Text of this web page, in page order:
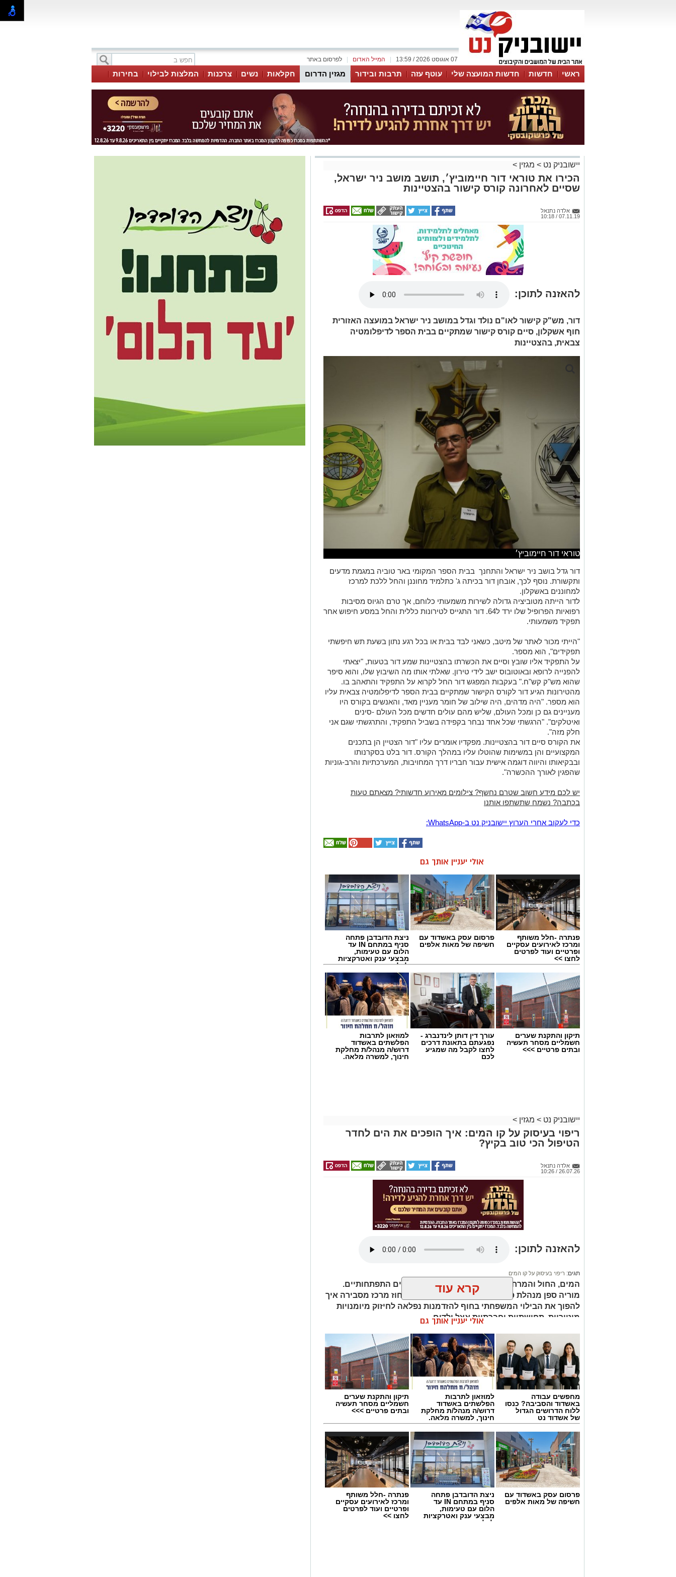
לפרסום באתר המייל האדום 07 אוגוסט 2026 / 13:59
ראשי חדשות חדשות המועצה שלי עוטף עזה תרבות ובידור מגזין הדרום חקלאות נשים צרכנות המלצות לבילוי
בחירות
אינדקס עסקים
לוח טיפים והמלצות
יישובניק נט > מגזין >
הכירו את טוראי דור חיימוביץ׳, תושב מושב ניר ישראל,
שסיים לאחרונה קורס קישור בהצטיינות
אלדה נתנאל
07.11.19 / 10:18
להאזנה לתוכן:
דור, מש"ק קישור לאו"ם נולד וגדל במושב ניר ישראל במועצה האזורית
חוף אשקלון, סיים קורס קישור שמתקיים בבית הספר לדיפלומטיה
צבאית, בהצטיינות
טוראי דור חיימוביץ׳
דור גדל בושב ניר ישראל והתחנך בבית הספר המקומי באר טוביה במגמת מדעים
ותקשורת. נוסף לכך, אובחן דור בכיתה ג' כתלמיד מחוננן והחל ללכת למרכז
למחוננים באשקלון.
לדור הייתה מטוביציה גדולה לשירות משמעותי כלוחם, אך טרם הגיוס מסיבות
רפואיות הפרופיל שלו ירד ל64. דור התגייס לטירונות כללית והחל במסע חיפוש אחר
תפקיד משמעותי.
"הייתי מכור לאתר של מיטב, כשאני לבד בבית או בכל רגע נתון בשעת תש חיפשתי
תפקידים", הוא מספר.
על התפקיד אליו שובץ וסיים את הכשרתו בהצטיינות שמע דור בטעות, "יצאתי
להפנייה לרופא ובאוטובוס ישב לידי טירון. שאלתי אותו מה השיבוץ שלו, והוא סיפר
שהוא מש"ק קש"ח." בעקבות המפגש דור החל לקרוא על התפקיד והתאהב בו.
מהטירונות הגיע דור לקורס הקישור שמתקיים בבית הספר לדיפלומטיה צבאית עליו
הוא מספר. "היה מדהים, היה שילוב של חומר מעניין מאד, והאנשים בקורס היו
מעניינים גם כן ומכל העולם, שליש מהם עולים חדשים מכל העולם -סינים
ואיטלקים". "הרגשתי שכל אחד נבחר בקפידה בשביל התפקיד, והתרגשתי שגם אני
חלק מזה".
את הקורס סיים דור בהצטיינות. מפקדיו אומרים עליו "דור הצטיין הן בתכנים
המקצועיים והן במשימות שהוטלו עליו במהלך הקורס. דור בלט בסקרנותו
ובבקיאותו והיווה דוגמה אישית עבור חבריו דרך המחויבות, המערכתיות והרב-גוניות
שהפגין לאורך ההכשרה".
יש לכם מידע חשוב שטרם נחשף? צילומים מאירוע חדשותי? מצאתם טעות
בכתבה? נשמח שתשתפו אותנו
‏כדי לעקוב אחרי הערוץ יישובניק נט ב-WhatsApp:‏‏‏
אולי יעניין אותך גם
פנתרה -חלל משותף
ומרכז לאירועים עסקיים
ופרטיים ועוד לפרטים
לחצו >>
פרסום עסק באשדוד עם
חשיפה של מאות אלפים
ניצת הדובדבן פתחה
סניף במתחם IN עד
הלום עם טעימות,
מבצעי ענק ואטרקציות
לכל המשפחה
תיקון והתקנת שערים
חשמליים מסחר תעשיה
ובתים פרטיים >>>
עורך דין דותן לינדנברג -
נפגעתם בתאונת דרכים
לחצו לקבל מה שמגיע
לכם
למוזאון לתרבות
הפלשתים באשדוד
דרוש/ה מנהל/ת מחלקת
חינוך, למשרה מלאה.
יישובניק נט > מגזין >
ריפוי בעיסוק על קו המים: איך הופכים את הים לחדר
הטיפול הכי טוב בקיץ?
אלדה נתנאל
26.07.26 / 10:26
להאזנה לתוכן:
תגים: ריפוי בעיסוק על קו המים
המים, החול והמרחב הפתוח מציעים שפע של גירויים התפתחותיים.
מוריה ספן מנהלת סקטור הריפוי בעיסוק בכללית מחוז מרכז מסבירה איך
להפוך את הבילוי המשפחתי בחוף להזדמנות נפלאה לחיזוק מיומנויות
מוטוריות, תחושתיות וחברתיות אצל ילדים.
קרא עוד
אולי יעניין אותך גם
מחפשים עבודה
באשדוד והסביבה? כנסו
ללוח הדרושים הגדול
של אשדוד נט
למוזאון לתרבות
הפלשתים באשדוד
דרוש/ה מנהל/ת מחלקת
חינוך, למשרה מלאה.
תיקון והתקנת שערים
חשמליים מסחר תעשיה
ובתים פרטיים >>>
פרסום עסק באשדוד עם
חשיפה של מאות אלפים
ניצת הדובדבן פתחה
סניף במתחם IN עד
הלום עם טעימות,
מבצעי ענק ואטרקציות
לכל המשפחה
פנתרה -חלל משותף
ומרכז לאירועים עסקיים
ופרטיים ועוד לפרטים
לחצו >>